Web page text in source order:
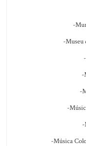
-
-Museu
-
-
-
-
-Música